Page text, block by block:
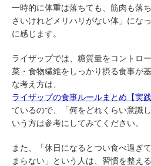
一時的に体重は落ちても、筋肉も落
さいけれどメリハリがない体」にな
に感じます。
ライザップでは、糖質量をコントロ
菜・食物繊維をしっかり摂る食事が
な考え方は、
ライザップの食事ルールまとめ【実践
ているので、「何をどれくらい意識
いう方は参考にしてみてください。
また、「休日になるとつい食べ過ぎ
まらない」という人は、習慣を整え